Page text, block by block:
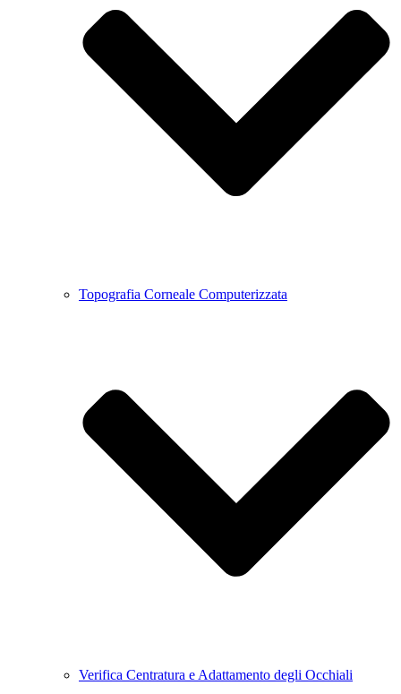
Topografia Corneale Computerizzata
Verifica Centratura e Adattamento degli Occhiali